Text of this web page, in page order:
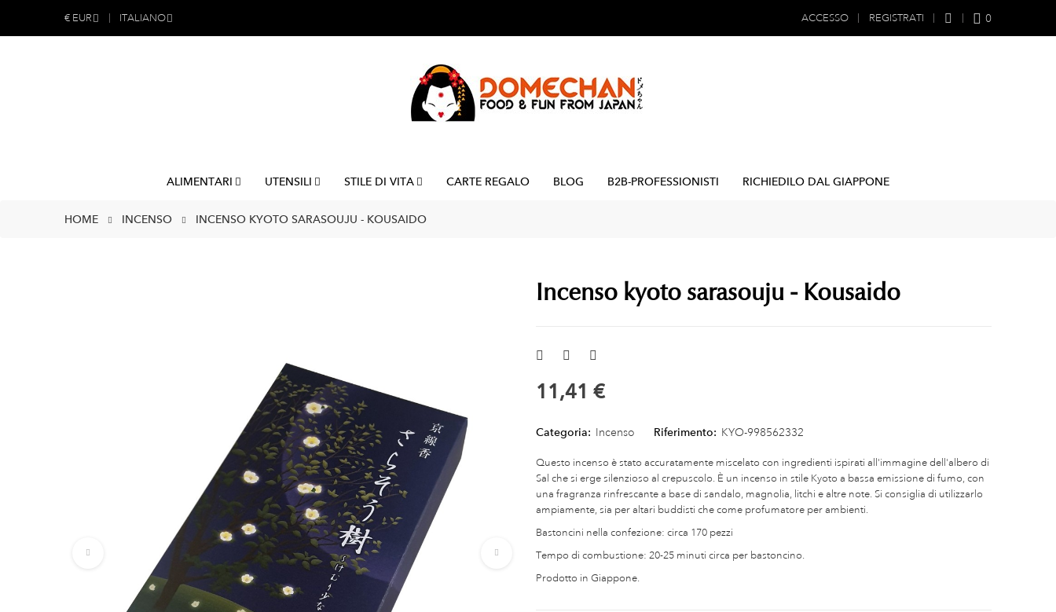
€ EUR ITALIANO ACCESSO REGISTRATI 0
ALIMENTARI UTENSILI STILE DI VITA CARTE REGALO BLOG B2B-PROFESSIONISTI RICHIEDILO DAL GIAPPONE
HOME INCENSO INCENSO KYOTO SARASOUJU - KOUSAIDO
Incenso kyoto sarasouju - Kousaido
11,41 €
Categoria: Incenso Riferimento: KYO-998562332
Questo incenso è stato accuratamente miscelato con ingredienti ispirati all'immagine dell'albero di
Sal che si erge silenzioso al crepuscolo. È un incenso in stile Kyoto a bassa emissione di fumo, con
una fragranza rinfrescante a base di sandalo, magnolia, litchi e altre note. Si consiglia di utilizzarlo
ampiamente, sia per altari buddisti che come profumatore per ambienti.
Bastoncini nella confezione: circa 170 pezzi
Tempo di combustione: 20-25 minuti circa per bastoncino.
Prodotto in Giappone.